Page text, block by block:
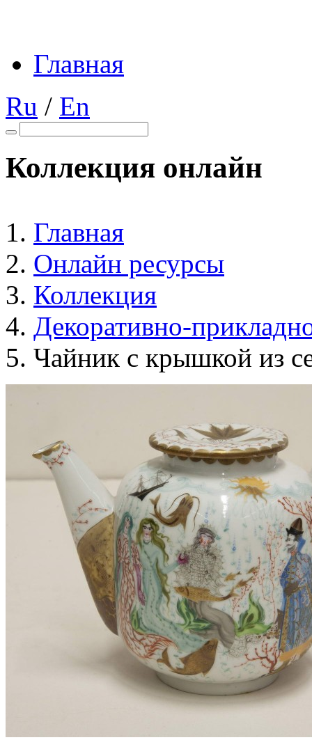
Главная
Ru / En
Коллекция онлайн
Главная
Онлайн ресурсы
Коллекция
Декоративно-
Чайник с крышкой из